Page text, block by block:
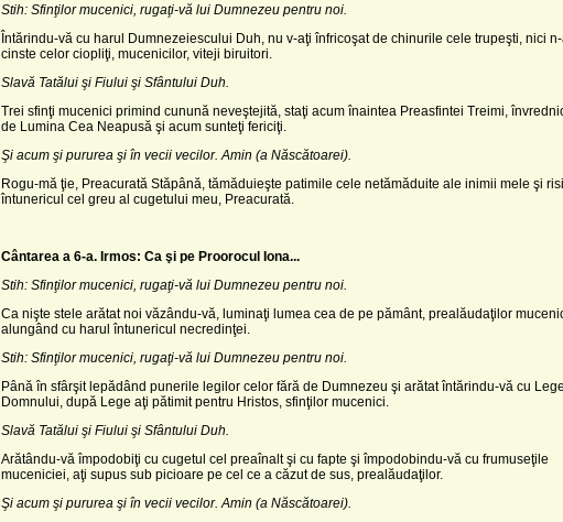
Stih: Sfinţilor mucenici, rugaţi-vă lui Dumnezeu pentru noi.
Întărindu-vă cu harul Dumneze­iescului Duh, nu v-aţi înfricoşat de chinurile cele trupeşti, nici
cinste celor ciopliţi, mucenicilor, viteji biruitori.
Slavă Tatălui şi Fiului şi Sfântului Duh.
Trei sfinţi mucenici primind cunună neveştejită, staţi acum înaintea Preasfintei Treimi,
de Lumina Cea Neapusă şi acum sunteţi fericiţi.
Şi acum şi pururea şi în vecii vecilor. Amin (a Născătoarei).
Rogu-mă ţie, Preacurată Stă­până, tămăduieşte patimile cele netămăduite ale inimii mele şi
întunericul cel greu al cugetului meu, Preacurată.
Cântarea a 6-a. Irmos: Ca şi pe Proorocul Iona...
Stih: Sfinţilor mucenici, rugaţi-vă lui Dumnezeu pentru noi.
Ca nişte stele arătat noi văzându-vă, luminaţi lumea cea de pe pământ, prealăudaţilor
alungând cu harul întunericul necredinţei.
Stih: Sfinţilor mucenici, rugaţi-vă lui Dumnezeu pentru noi.
Până în sfârşit lepădând punerile legilor celor fără de Dumnezeu şi arătat întărindu-vă cu
Domnului, după Lege aţi pătimit pentru Hristos, sfinţilor mucenici.
Slavă Tatălui şi Fiului şi Sfântului Duh.
Arătându-vă împodobiţi cu cugetul cel preaînalt şi cu fapte şi împodobindu-vă cu frumuseţile
muceniciei, aţi supus sub picioare pe cel ce a căzut de sus, prealăudaţilor.
Şi acum şi pururea şi în vecii vecilor. Amin (a Născătoarei).